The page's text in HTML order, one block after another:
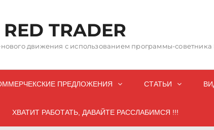
RED TRADER
движения с использованием программы-
ПРЕДЛОЖЕНИЯ СТАТЬИ
ХВАТИТ РАБОТАТЬ, ДАВАЙТЕ РАССЛАБИМСЯ !!!